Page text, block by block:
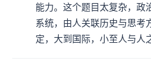
能力。这个题目太复杂，政
系统，由人关联历史与思考
定，大到国际，小至人与人